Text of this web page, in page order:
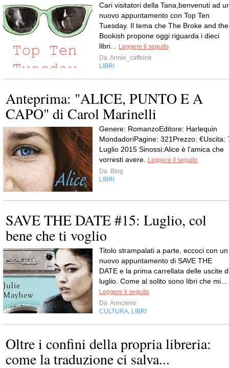
Cari visitatori della Tana,benvenuti ad
nuovo appuntamento con Top Ten
Tuesday. Il tema che The Broke and the
Bookish propone oggi riguarda i dieci
libri...
Leggere il seguito
Da Annie_caffeine
LIBRI
Anteprima: "ALICE, PUNTO E A
CAPO" di Carol Marinelli
Genere: RomanzoEditore: Harlequin
MondadoriPagine: 321Prezzo: €Uscita:
Luglio 2015 Sinossi:Alice è l'amica che
vorresti avere.
Leggere il seguito
Da Blog
LIBRI
SAVE THE DATE #15: Luglio, col
bene che ti voglio
Titolo strampalati a parte, eccoci con un
nuovo appuntamento di SAVE THE
DATE e la prima carrellata delle uscite
luglio. Come al solito sono libri che mi...
Leggere il seguito
Da Anncleire
CULTURA LIBRI
Oltre i confini della propria libreria:
come la traduzione ci salva...